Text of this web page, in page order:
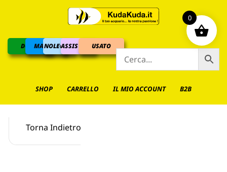
DOLCEMARINO
NOLEGGIOASSISTENZAUSATO
SHOP CARRELLO IL MIO ACCOUNT B2B
Torna Indietro
0